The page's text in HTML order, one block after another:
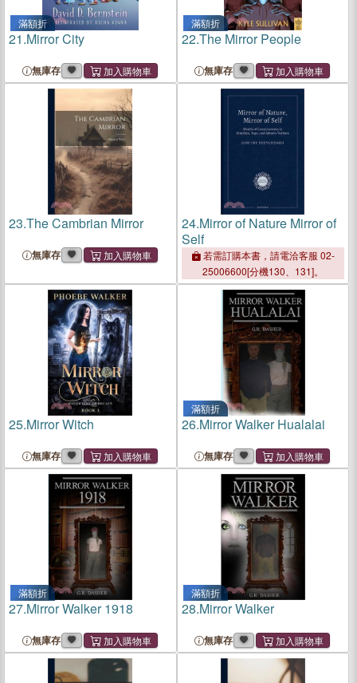
滿額折
21.Mirror City
無庫存
滿額折
22.The Mirror People
無庫存
23.The Cambrian Mirror
無庫存
24.Mirror of Nature Mirror of
Self
若需訂購本書，請電洽客服 02-
25006600[分機130、131]。
25.Mirror Witch
無庫存
滿額折
26.Mirror Walker Hualalai
無庫存
滿額折
27.Mirror Walker 1918
無庫存
滿額折
28.Mirror Walker
無庫存